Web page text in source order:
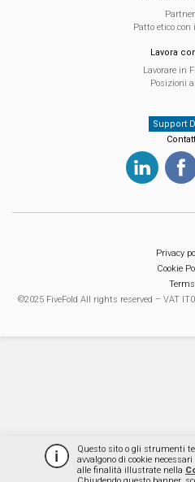
Patto etico con
Lavora
Lavorare in
Posizioni
Support
Privacy
Cookie
Terms
©2025 FiveFold All rights reserved – VAT
Questo sito o gli strumenti
avvalgono di cookie
alle finalità illustrate nella